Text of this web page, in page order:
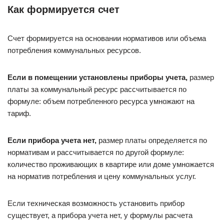
Как формируется счет
Счет формируется на основании нормативов или объема
потребления коммунальных ресурсов.
Если в помещении установлены приборы учета, размер
платы за коммунальный ресурс рассчитывается по
формуле: объем потребленного ресурса умножают на
тариф.
Если прибора учета нет, размер платы определяется по
нормативам и рассчитывается по другой формуле:
количество проживающих в квартире или доме умножается
на норматив потребления и цену коммунальных услуг.
Если техническая возможность установить прибор
существует, а прибора учета нет, у формулы расчета